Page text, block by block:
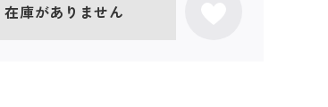
在庫がありません